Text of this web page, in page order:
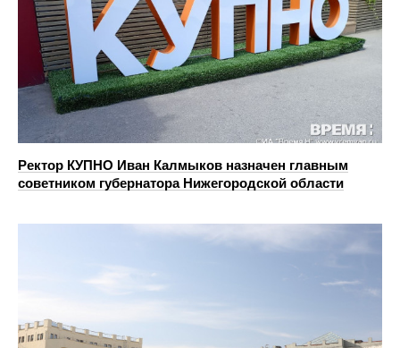
Ректор КУПНО Иван Калмыков назначен главным
советником губернатора Нижегородской области